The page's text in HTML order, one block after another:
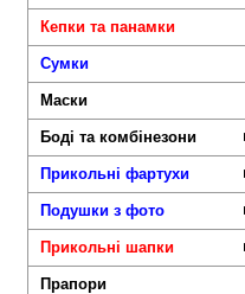
Кепки та панамки
Сумки
Маски
Боді та комбінезони
Прикольні фартухи
Подушки з фото
Прикольні шапки
Прапори